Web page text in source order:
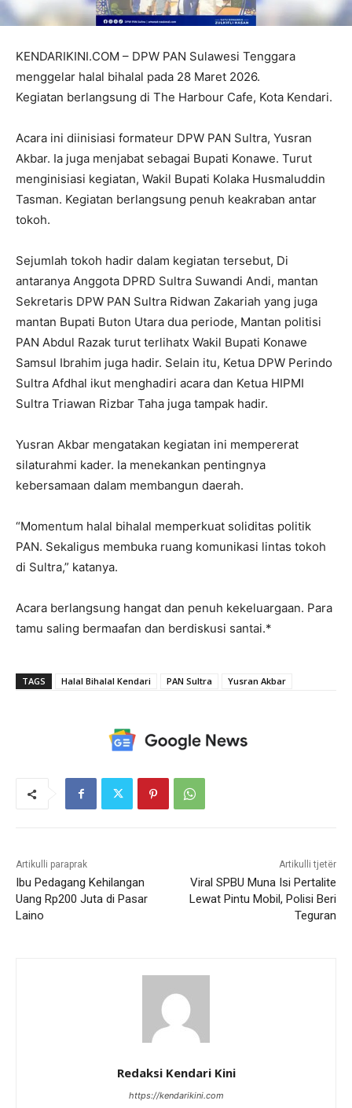
KENDARIKINI.COM – DPW PAN Sulawesi Tenggara
menggelar halal bihalal pada 28 Maret 2026.
Kegiatan berlangsung di The Harbour Cafe, Kota Kendari.
Acara ini diinisiasi formateur DPW PAN Sultra, Yusran
Akbar. Ia juga menjabat sebagai Bupati Konawe. Turut
menginisiasi kegiatan, Wakil Bupati Kolaka Husmaluddin
Tasman. Kegiatan berlangsung penuh keakraban antar
tokoh.
Sejumlah tokoh hadir dalam kegiatan tersebut, Di
antaranya Anggota DPRD Sultra Suwandi Andi, mantan
Sekretaris DPW PAN Sultra Ridwan Zakariah yang juga
mantan Bupati Buton Utara dua periode, Mantan politisi
PAN Abdul Razak turut terlihatx Wakil Bupati Konawe
Samsul Ibrahim juga hadir. Selain itu, Ketua DPW Perindo
Sultra Afdhal ikut menghadiri acara dan Ketua HIPMI
Sultra Triawan Rizbar Taha juga tampak hadir.
Yusran Akbar mengatakan kegiatan ini mempererat
silaturahmi kader. Ia menekankan pentingnya
kebersamaan dalam membangun daerah.
“Momentum halal bihalal memperkuat soliditas politik
PAN. Sekaligus membuka ruang komunikasi lintas tokoh
di Sultra,” katanya.
Acara berlangsung hangat dan penuh kekeluargaan. Para
tamu saling bermaafan dan berdiskusi santai.*
TAGS Halal Bihalal Kendari PAN Sultra Yusran Akbar
Artikulli paraprak
Ibu Pedagang Kehilangan
Uang Rp200 Juta di Pasar
Laino
Artikulli tjetër
Viral SPBU Muna Isi Pertalite
Lewat Pintu Mobil, Polisi Beri
Teguran
Redaksi Kendari Kini
https://kendarikini.com